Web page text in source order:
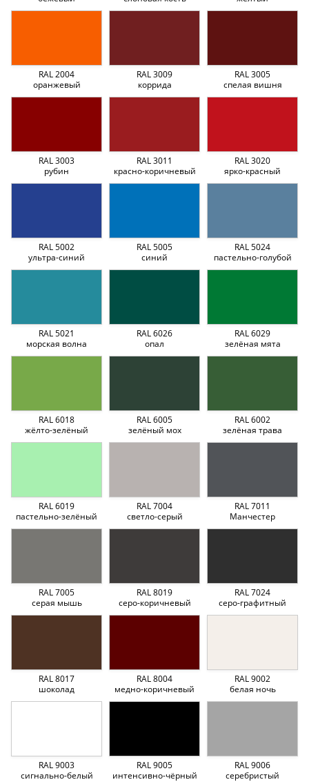
RAL 2004
оранжевый
RAL 3009
коррида
RAL 3005
спелая вишня
RAL 3003
рубин
RAL 3011
красно-коричневый
RAL 3020
ярко-красный
RAL 5002
ультра-синий
RAL 5005
синий
RAL 5024
пастельно-голубой
RAL 5021
морская волна
RAL 6026
опал
RAL 6029
зелёная мята
RAL 6018
жёлто-зелёный
RAL 6005
зелёный мох
RAL 6002
зелёная трава
RAL 6019
пастельно-зелёный
RAL 7004
светло-серый
RAL 7011
Манчестер
RAL 7005
серая мышь
RAL 8019
серо-коричневый
RAL 7024
серо-графитный
RAL 8017
шоколад
RAL 8004
медно-коричневый
RAL 9002
белая ночь
RAL 9003
сигнально-белый
RAL 9005
интенсивно-чёрный
RAL 9006
серебристый